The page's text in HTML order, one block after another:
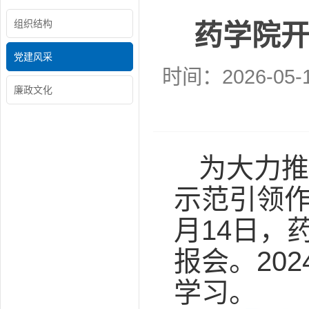
组织结构
党建风采
廉政文化
药学院
时间：2026-05-
为大力
示范引领
月14日，
报会。
学习。